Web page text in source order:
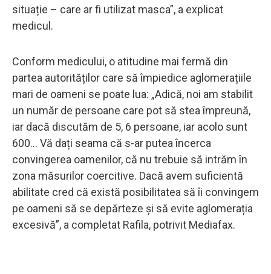
situație – care ar fi utilizat masca”, a explicat
medicul.
Conform medicului, o atitudine mai fermă din
partea autorităților care să împiedice aglomerațiile
mari de oameni se poate lua: „Adică, noi am stabilit
un număr de persoane care pot să stea împreună,
iar dacă discutăm de 5, 6 persoane, iar acolo sunt
600... Vă dați seama că s-ar putea încerca
convingerea oamenilor, că nu trebuie să intrăm în
zona măsurilor coercitive. Dacă avem suficientă
abilitate cred că există posibilitatea să îi convingem
pe oameni să se depărteze și să evite aglomerația
excesivă”, a completat Rafila, potrivit Mediafax.